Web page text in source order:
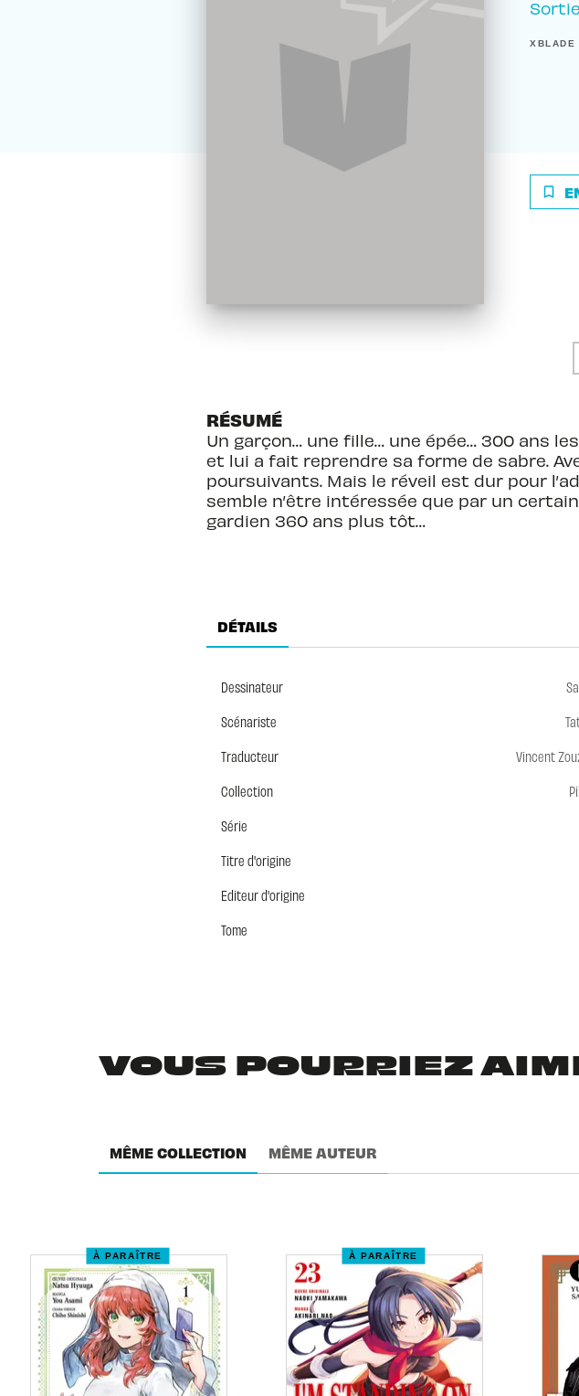
XBLADE
bookmark_border
RÉSUMÉ
Un garçon… une fille… une épée… 300 ans
et lui a fait reprendre sa forme de sabre.
poursuivants. Mais le réveil est dur pour
semble n’être intéressée que par un
gardien 360 ans plus tôt…
DÉTAILS
Dessinateur
Scénariste
Traducteur
Vincent
Collection
Série
Titre d'origine
Editeur d'origine
Tome
VOUS POURRIEZ
MÊME COLLECTION MÊME AUTEUR
À PARAÎTRE À PARAÎTRE